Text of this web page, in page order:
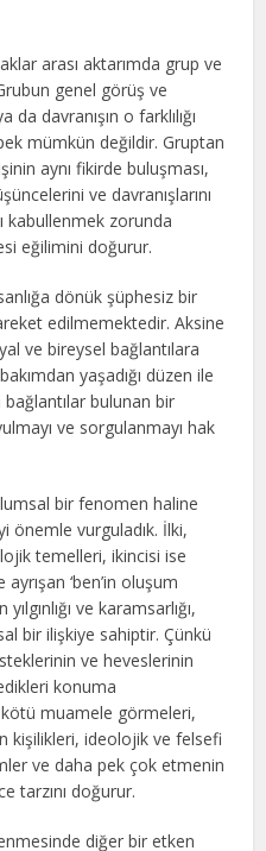
arası aktarımda grup ve
genel görüş ve
da davranışın o farklılığı
mümkün değildir. Gruptan
aynı fikirde buluşması,
ve davranışlarını
kabullenmek zorunda
eğilimini doğurur.
dönük şüphesiz bir
edilmemektedir. Aksine
ve bireysel bağlantılara
yaşadığı düzen ile
bağlantılar bulunan bir
ve sorgulanmayı hak
bir fenomen haline
önemle vurguladık. İlki,
temelleri, ikincisi ise
‘ben’in oluşum
ve karamsarlığı,
bir ilişkiye sahiptir. Çünkü
ve heveslerinin
konuma
muamele görmeleri,
kişilikleri, ideolojik ve felsefi
ve daha pek çok etmenin
tarzını doğurur.
diğer bir etken